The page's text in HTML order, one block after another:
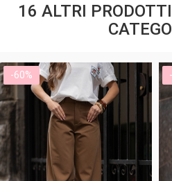
16 ALTRI
-60%